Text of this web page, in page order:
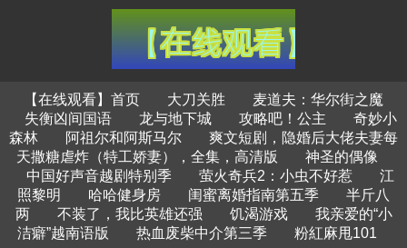
【在线观看】首页 大刀关胜
麦道夫：华尔街之魔
失衡凶间国语
龙与地下城 攻略吧！公主
奇妙小
森林
阿祖尔和阿斯马尔
爽文短剧，隐婚后大佬夫妻每
天撒糖虐炸（特工娇妻），全集，高清版
神圣的偶像
中国好声音越剧特别季
萤火奇兵2：小虫不好惹
江
照黎明
哈哈健身房 闺蜜离婚指南第五季
半斤八
两
不装了，我比英雄还强 饥渴游戏
我亲爱的“小
洁癖”越南语版
热血废柴中介第三季 粉紅麻甩101